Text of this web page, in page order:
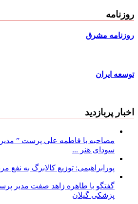
روزنامه
روزنامه مشرق
توسعه ایران
اخبار پربازدید
مصاحبه با فاطمه علی پرست ”
سودای هنر ...
پورابراهیمی: توزیع کالابرگ به نفع
گفتگو با طاهره زاهد صفت مدیر
پزشکی گیلان